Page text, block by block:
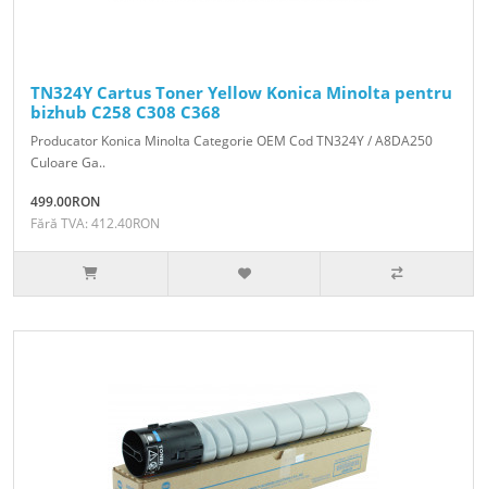
TN324Y Cartus Toner Yellow Konica Minolta pentru
bizhub C258 C308 C368
Producator Konica Minolta Categorie OEM Cod TN324Y / A8DA250
Culoare Ga..
499.00RON
Fără TVA: 412.40RON